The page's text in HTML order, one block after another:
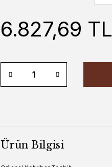
6.827,69 TL
Ürün Bilgisi